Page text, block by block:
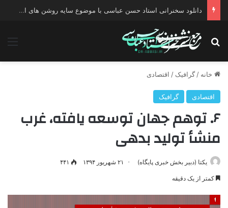
دانلود سخنرانی استاد حسن عباسی با موضوع چهار انتخاب ۱۴۰۰
جستجو برای
خانه / گرافیک / اقتصادی
اقتصادی گرافیک
۶. توهم جهان توسعه یافته، غرب
منشأ تولید بدهی
یکتا (دبیر بخش خبری پایگاه) ۲۱ شهریور ۱۳۹۴ ۴۴۱
کمتر از یک دقیقه